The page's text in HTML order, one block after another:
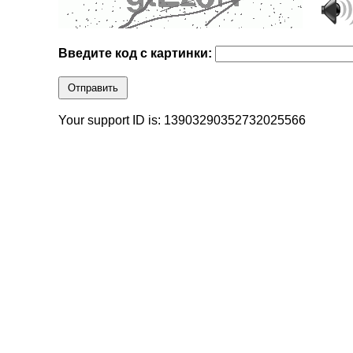
Введите код с картинки:
Отправить
Your support ID is: 13903290352732025566